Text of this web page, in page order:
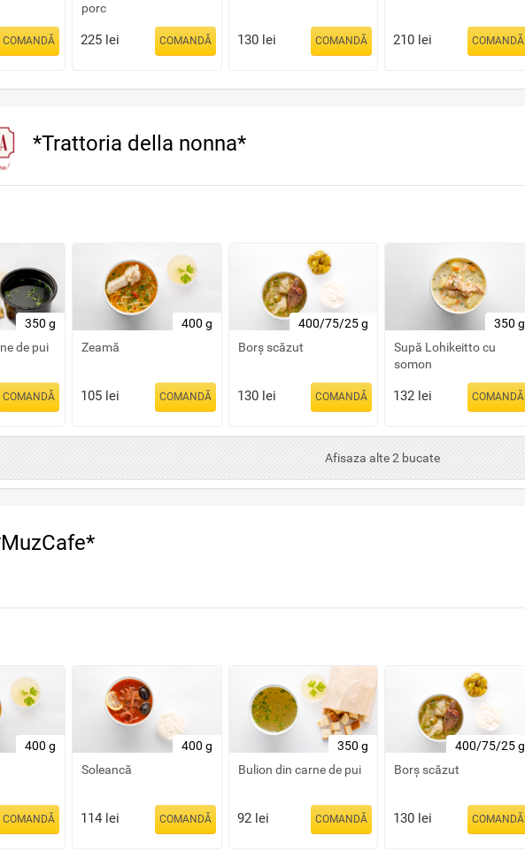
COMANDĂ
porc
225 lei COMANDĂ 130 lei COMANDĂ 210 lei COMANDĂ
*Trattoria della nonna*
350 g
de pui
COMANDĂ
400 g
Zeamă
105 lei COMANDĂ
400/75/25 g
Borș scăzut
130 lei COMANDĂ
350 g
Supă Lohikeitto cu
somon
132 lei COMANDĂ
Afisaza alte 2 bucate
400 g
COMANDĂ
400 g
Soleancă
114 lei COMANDĂ
350 g
Bulion din carne de pui
92 lei COMANDĂ
400/75/25 g
Borș scăzut
130 lei COMANDĂ